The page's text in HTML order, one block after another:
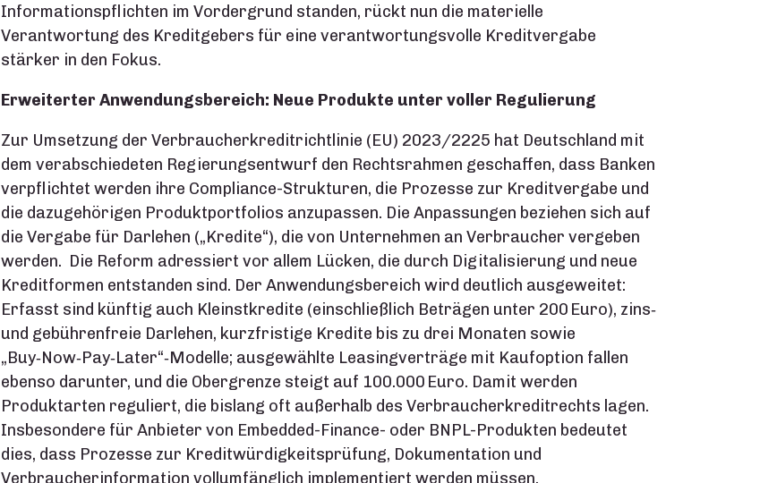
Informationspflichten im Vordergrund standen, rückt nun die materielle
Verantwortung des Kreditgebers für eine verantwortungsvolle Kreditvergabe
stärker in den Fokus.
Erweiterter Anwendungsbereich: Neue Produkte unter voller Regulierung
Zur Umsetzung der Verbraucherkreditrichtlinie (EU) 2023/2225 hat Deutschland mit
dem verabschiedeten Regierungsentwurf den Rechtsrahmen geschaffen, dass Banken
verpflichtet werden ihre Compliance-Strukturen, die Prozesse zur Kreditvergabe und
die dazugehörigen Produktportfolios anzupassen. Die Anpassungen beziehen sich auf
die Vergabe für Darlehen („Kredite“), die von Unternehmen an Verbraucher vergeben
werden. Die Reform adressiert vor allem Lücken, die durch Digitalisierung und neue
Kreditformen entstanden sind. Der Anwendungsbereich wird deutlich ausgeweitet:
Erfasst sind künftig auch Kleinstkredite (einschließlich Beträgen unter 200 Euro), zins‑
und gebührenfreie Darlehen, kurzfristige Kredite bis zu drei Monaten sowie
„Buy‑Now‑Pay‑Later“‑Modelle; ausgewählte Leasingverträge mit Kaufoption fallen
ebenso darunter, und die Obergrenze steigt auf 100.000 Euro. Damit werden
Produktarten reguliert, die bislang oft außerhalb des Verbraucherkreditrechts lagen.
Insbesondere für Anbieter von Embedded-Finance- oder BNPL-Produkten bedeutet
dies, dass Prozesse zur Kreditwürdigkeitsprüfung, Dokumentation und
Verbraucherinformation vollumfänglich implementiert werden müssen.